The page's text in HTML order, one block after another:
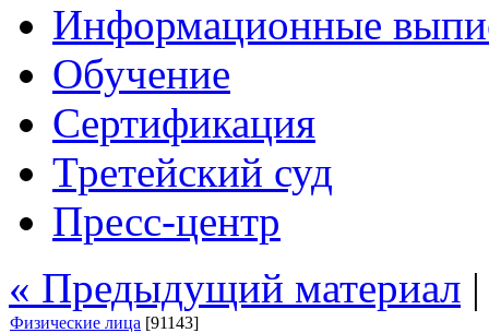
Информационные
Обучение
Сертификация
Третейский суд
Пресс-центр
« Предыдущий материал
Физические лица [91143]